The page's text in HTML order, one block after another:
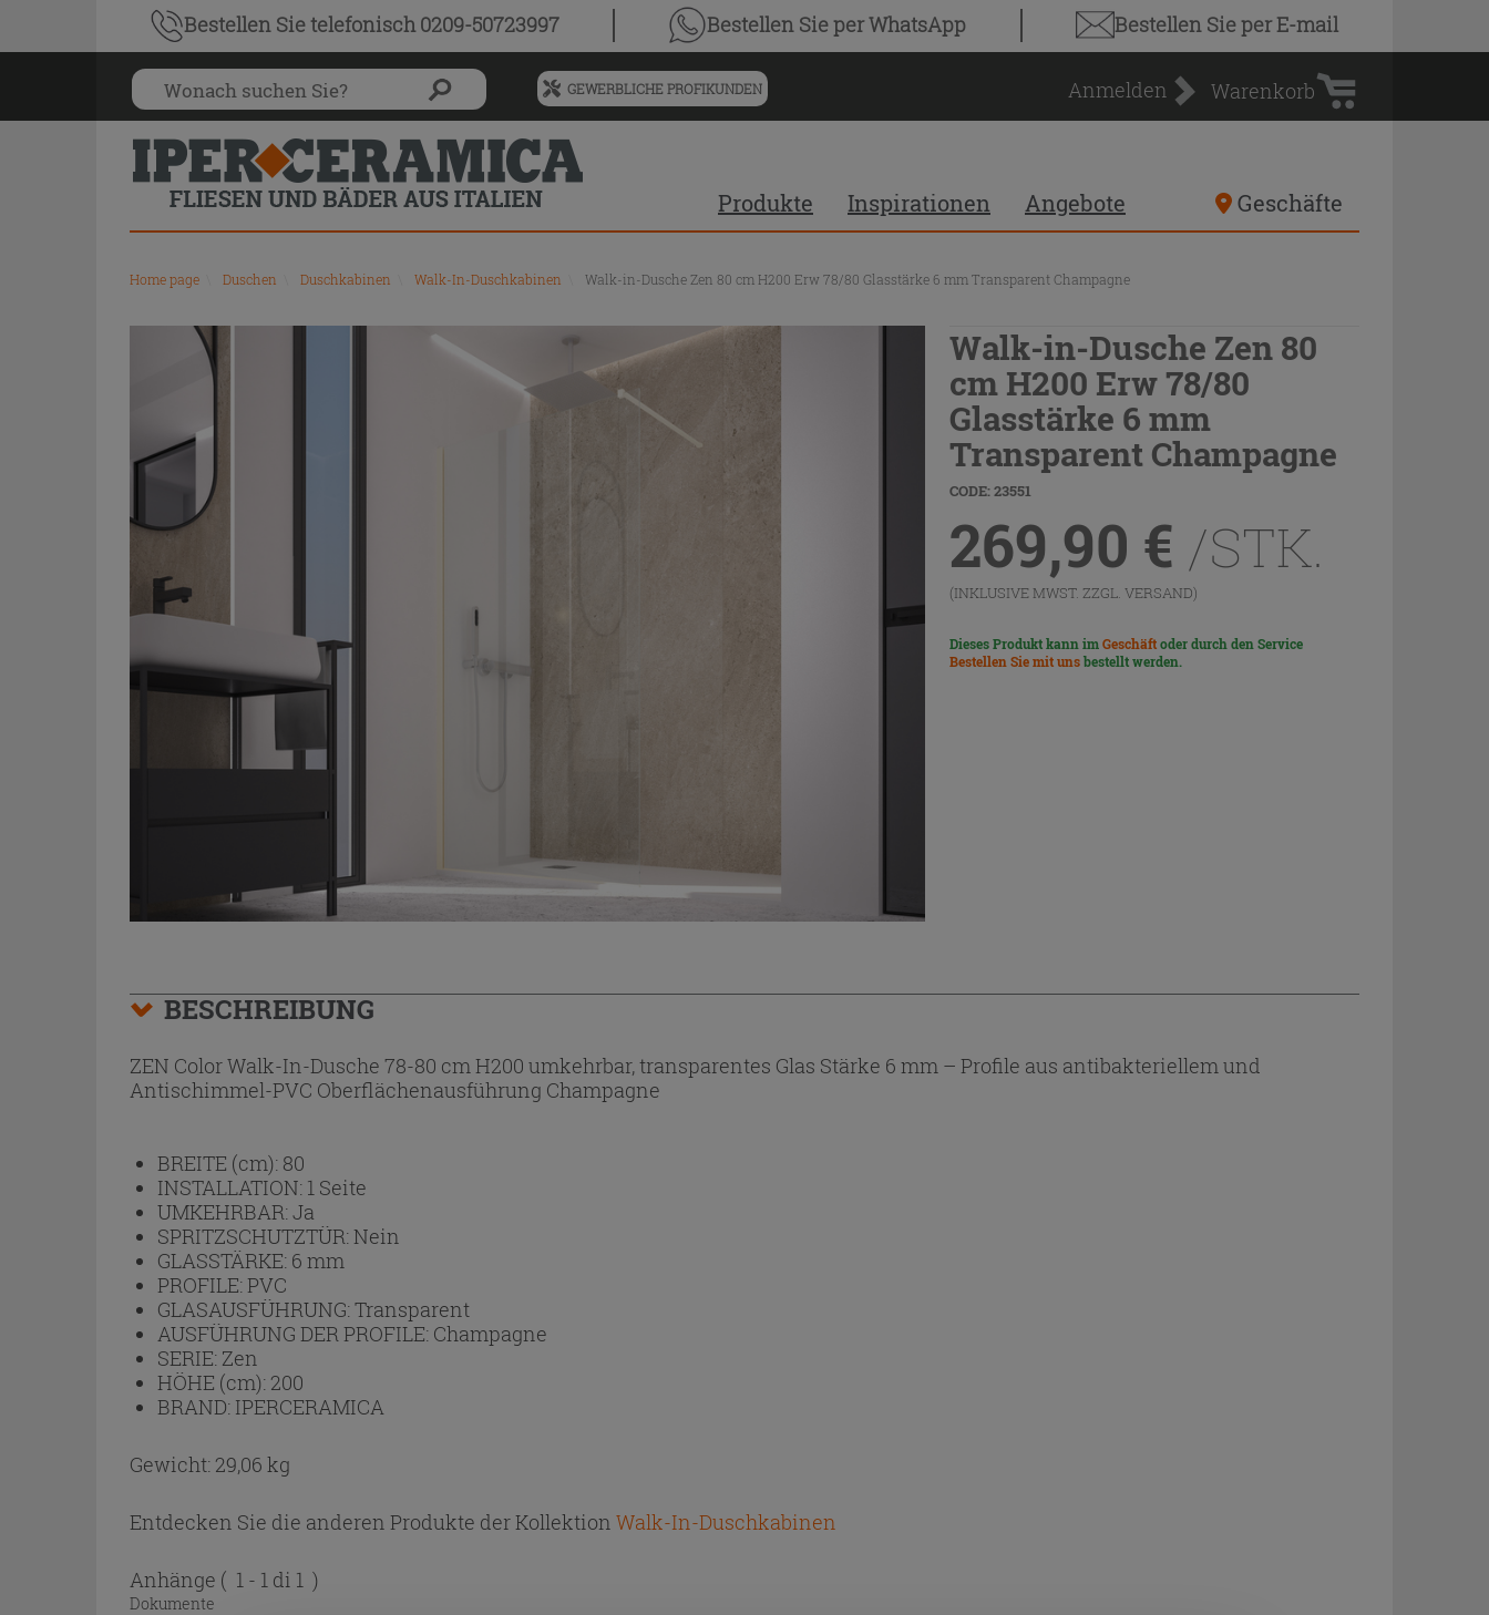
Bestellen Sietelefonisch 0209-50723997 Bestellen Sieper WhatsApp Bestellen Sieper E-mail
Menü
für
vorgeschlagenen
Siteinhalt
und
Suchprotokoll
GEWERBLICHE PROFIKUNDEN Anmelden
Warenkorb
Warenkorb
Produkte Inspirationen Angebote Geschäfte
Home page Duschen Duschkabinen Walk-In-Duschkabinen Walk-in-Dusche Zen 80 cm H200 Erw 78/80 Glasstärke 6 mm Transparent Champagne
Walk-in-Dusche Zen 80
cm H200 Erw 78/80
Glasstärke 6 mm
Transparent Champagne
CODE: 23551
269,90 € /STK.
(INKLUSIVE MWST. ZZGL. VERSAND)
Dieses Produkt kann imGeschäftoder durch den Service
Bestellen Sie mit unsbestellt werden.
BESCHREIBUNG
ZEN Color Walk-In-Dusche 78-80 cm H200 umkehrbar, transparentes Glas Stärke 6 mm – Profile aus antibakteriellem und
Antischimmel-PVC Oberflächenausführung Champagne
BREITE (cm): 80
INSTALLATION: 1 Seite
UMKEHRBAR:Ja
SPRITZSCHUTZTÜR:Nein
GLASSTÄRKE: 6 mm
PROFILE:PVC
GLASAUSFÜHRUNG:Transparent
AUSFÜHRUNG DER PROFILE: Champagne
SERIE: Zen
HÖHE (cm): 200
BRAND: IPERCERAMICA
Gewicht: 29,06 kg
Entdecken Sie die anderen Produkte der Kollektion Walk-In-Duschkabinen
Anhänge ( 1 - 1 di 1 )
Dokumente